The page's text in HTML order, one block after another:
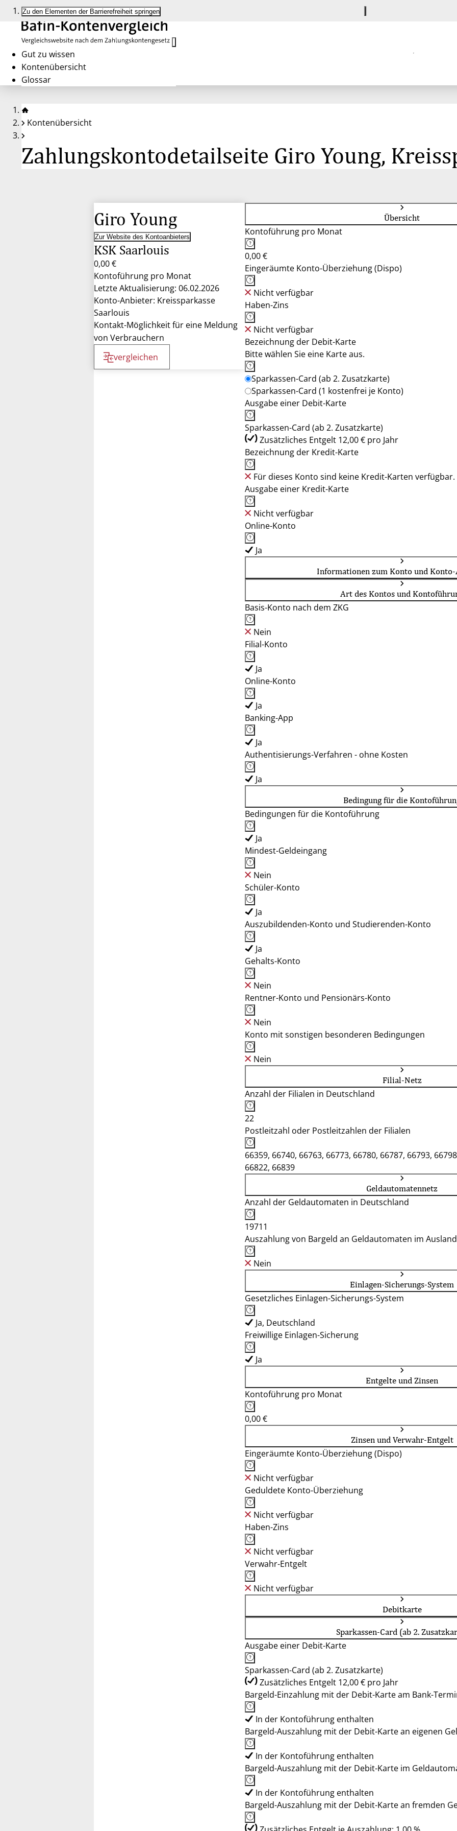
Zu den Elementen der Barrierefreiheit springen
Gut zu wissen
Kontenübersicht
Glossar
Kontenübersicht
Zahlungskontodetailseite Giro Young,
Giro Young
Zur Website des Kontoanbieters
KSK Saarlouis
0,00 €
Kontoführung pro Monat
Letzte Aktualisierung: 06.02.2026
Konto-Anbieter: Kreissparkasse
Saarlouis
Kontakt-Möglichkeit für eine Meldung
von Verbrauchern
vergleichen
Übersicht
Kontoführung pro Monat
0,00 €
Eingeräumte Konto-Überziehung (Dispo)
Nicht verfügbar
Haben-Zins
Nicht verfügbar
Bezeichnung der Debit-Karte
Bitte wählen Sie eine Karte aus.
Sparkassen-Card (ab 2. Zusatzkarte)
Sparkassen-Card (1 kostenfrei je Konto)
Ausgabe einer Debit-Karte
Sparkassen-Card (ab 2. Zusatzkarte)
Zusätzliches Entgelt 12,00 € pro Jahr
Bezeichnung der Kredit-Karte
Für dieses Konto sind keine Kredit-Karten verfügbar.
Ausgabe einer Kredit-Karte
Nicht verfügbar
Online-Konto
Ja
Informationen zum Konto und
Art des Kontos und
Basis-Konto nach dem ZKG
Nein
Filial-Konto
Ja
Online-Konto
Ja
Banking-App
Ja
Authentisierungs-Verfahren - ohne Kosten
Ja
Bedingung für die
Bedingungen für die Kontoführung
Ja
Mindest-Geldeingang
Nein
Schüler-Konto
Ja
Auszubildenden-Konto und Studierenden-Konto
Ja
Gehalts-Konto
Nein
Rentner-Konto und Pensionärs-Konto
Nein
Konto mit sonstigen besonderen Bedingungen
Nein
Filial-Netz
Anzahl der Filialen in Deutschland
22
Postleitzahl oder Postleitzahlen der Filialen
66359, 66740, 66763, 66773, 66780, 66787, 66793,
66822, 66839
Geldautomatennetz
Anzahl der Geldautomaten in Deutschland
19711
Auszahlung von Bargeld an Geldautomaten im
Nein
Einlagen-Sicherungs-System
Gesetzliches Einlagen-Sicherungs-System
Ja, Deutschland
Freiwillige Einlagen-Sicherung
Ja
Entgelte und Zinsen
Kontoführung pro Monat
0,00 €
Zinsen und Verwahr-Entgelt
Eingeräumte Konto-Überziehung (Dispo)
Nicht verfügbar
Geduldete Konto-Überziehung
Nicht verfügbar
Haben-Zins
Nicht verfügbar
Verwahr-Entgelt
Nicht verfügbar
Debitkarte
Sparkassen-Card (ab 2.
Ausgabe einer Debit-Karte
Sparkassen-Card (ab 2. Zusatzkarte)
Zusätzliches Entgelt 12,00 € pro Jahr
Bargeld-Einzahlung mit der Debit-Karte am Bank-
In der Kontoführung enthalten
Bargeld-Auszahlung mit der Debit-Karte an eigenen
In der Kontoführung enthalten
Bargeld-Auszahlung mit der Debit-Karte im
In der Kontoführung enthalten
Bargeld-Auszahlung mit der Debit-Karte an fremden